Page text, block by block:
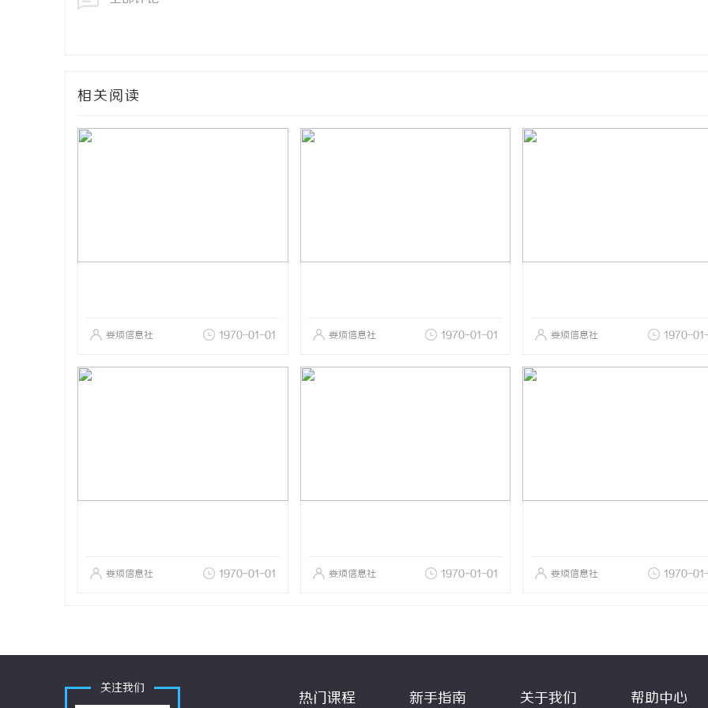
相关阅读
娄烦信息社 1970-01-01 娄烦信息社 1970-01-01 娄烦信息社 1970-
娄烦信息社 1970-01-01 娄烦信息社 1970-01-01 娄烦信息社 1970-
关注我们
热门课程 新手指南 关于我们 帮助中心